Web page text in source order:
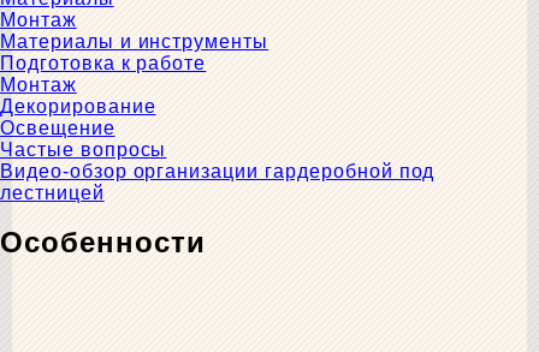
Монтаж
Материалы и инструменты
Подготовка к работе
Монтаж
Декорирование
Освещение
Частые вопросы
Видео-обзор организации гардеробной под
лестницей
Особенности